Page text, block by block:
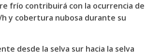
frío contribuirá con la ocurrencia de
y cobertura nubosa durante su
desde la selva sur hacia la selva